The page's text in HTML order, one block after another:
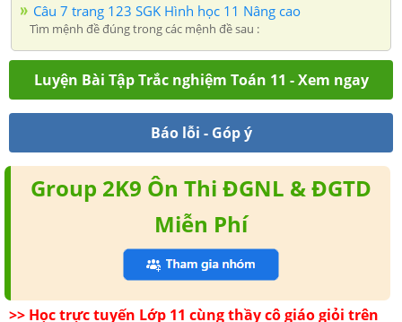
Câu 7 trang 123 SGK Hình học 11 Nâng cao
Tìm mệnh đề đúng trong các mệnh đề sau :
Luyện Bài Tập Trắc nghiệm Toán 11 - Xem ngay
Báo lỗi - Góp ý
Group 2K9 Ôn Thi ĐGNL & ĐGTD
Miễn Phí
>> Học trực tuyến Lớp 11 cùng thầy cô giáo giỏi trên